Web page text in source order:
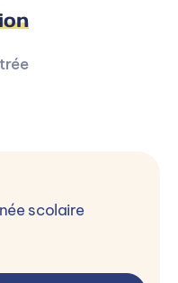
scolaire